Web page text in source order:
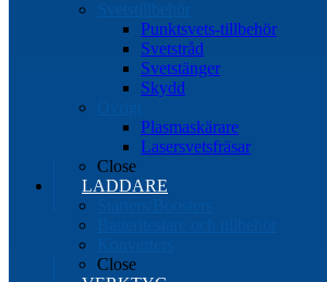
Punktsvets-tillbehör
Svetstråd
Svetstänger
Skydd
Plasmaskärare
Lasersvetsfräsar
Close
LADDARE
Close